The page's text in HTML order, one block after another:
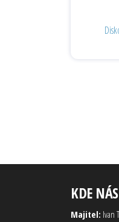
KDE
Majitel: Ivan